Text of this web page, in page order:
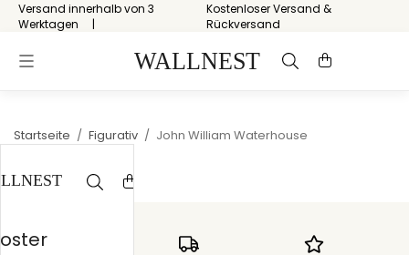
Versand innerhalb von 3
Werktagen
Kostenloser Versand &
Rückversand
Startseite / Figurativ / John William Waterhouse